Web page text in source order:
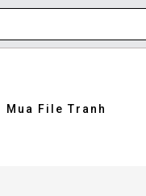
Mua File Tranh